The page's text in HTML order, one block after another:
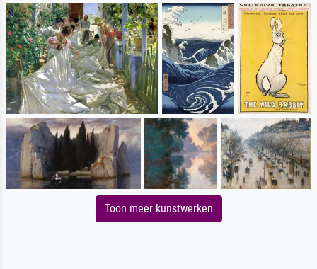
Toon meer kunstwerken